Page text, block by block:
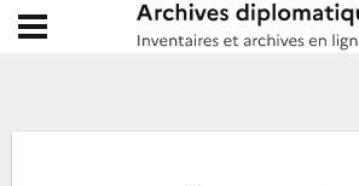
Archives diplomatiques
Ouvrir le menu déroulant